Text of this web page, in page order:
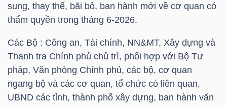
sung, thay thế, bãi bỏ, ban hành mới về cơ quan có
thẩm quyền trong tháng 6-2026.
Các Bộ : Công an, Tài chính, NN&MT, Xây dựng và
Thanh tra Chính phủ chủ trì, phối hợp với Bộ Tư
pháp, Văn phòng Chính phủ, các bộ, cơ quan
ngang bộ và các cơ quan, tổ chức có liên quan,
UBND các tỉnh, thành phố xây dựng, ban hành văn
Ngành
(-)
VS-
SECTOR